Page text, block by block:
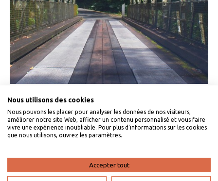
Les ponts suspendus
Martinique, Grand Rivière
Nous utilisons des cookies
Nous pouvons les placer pour analyser les données de nos visiteurs,
améliorer notre site Web, afficher un contenu personnalisé et vous faire
vivre une expérience inoubliable. Pour plus d'informations sur les cookies
que nous utilisons, ouvrez les paramètres.
Accepter tout